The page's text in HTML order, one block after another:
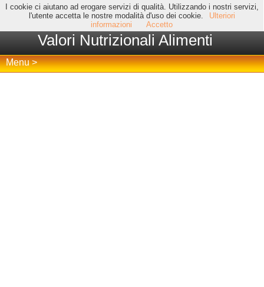
I cookie ci aiutano ad erogare servizi di qualità. Utilizzando i nostri servizi,
l'utente accetta le nostre modalità d'uso dei cookie.
Ulteriori
informazioni
Accetto
Valori Nutrizionali Alimenti
Menu >